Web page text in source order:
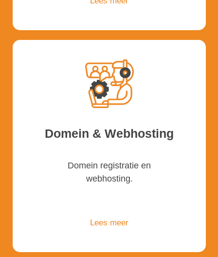
Domein & Webhosting
Domein registratie en
webhosting.
Lees meer